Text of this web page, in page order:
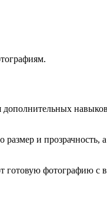
дополнительных
и прозрачность,
готовую фотографию с